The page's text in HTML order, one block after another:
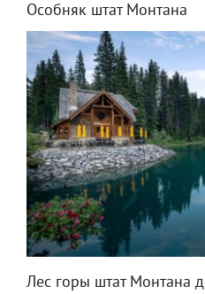
Особняк штат Монтана
Лес горы штат Монтана